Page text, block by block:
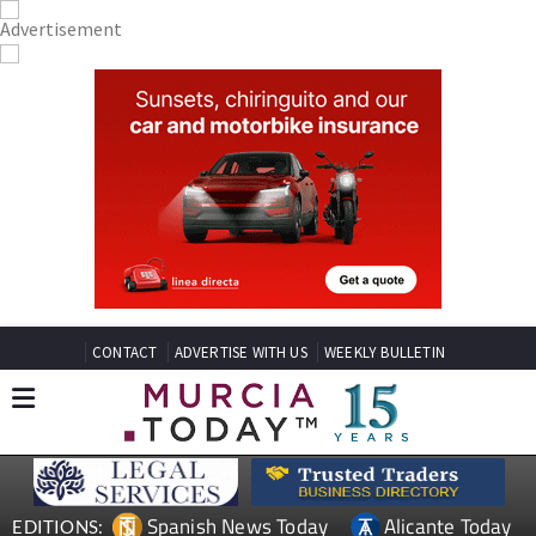
CONTACT ADVERTISE WITH US WEEKLY BULLETIN
EDITIONS: Spanish News Today Alicante Today